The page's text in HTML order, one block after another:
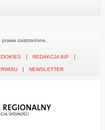
prawa zastrzeżone.
REDAKCJA BIP
NEWSLETTER